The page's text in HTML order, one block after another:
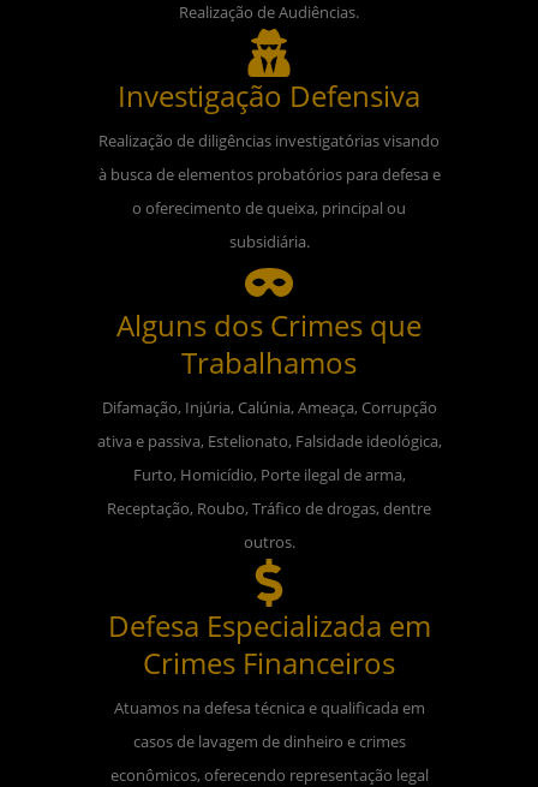
Realização de Audiências.
Investigação Defensiva
Realização de diligências investigatórias visando
à busca de elementos probatórios para defesa e
o oferecimento de queixa, principal ou
subsidiária.
Alguns dos Crimes que
Trabalhamos
Difamação, Injúria, Calúnia, Ameaça, Corrupção
ativa e passiva, Estelionato, Falsidade ideológica,
Furto, Homicídio, Porte ilegal de arma,
Receptação, Roubo, Tráfico de drogas, dentre
outros.
Defesa Especializada em
Crimes Financeiros
Atuamos na defesa técnica e qualificada em
casos de lavagem de dinheiro e crimes
econômicos, oferecendo representação legal